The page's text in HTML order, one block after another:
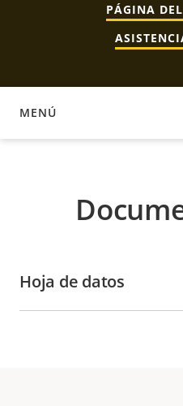
PÁGINA
MENÚ
DOCUMENTACIÓN
Hoja de datos